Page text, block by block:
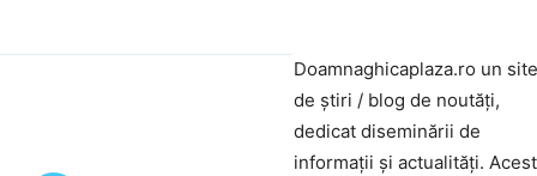
Doamnaghicaplaza.ro un site
de știri / blog de noutăți,
dedicat diseminării de
informații și actualități.